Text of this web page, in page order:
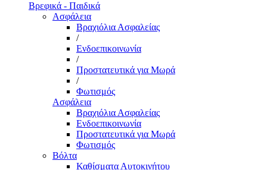
Βρεφικά - Παιδικά
Ασφάλεια
Βραχιόλια Ασφαλείας
/
Ενδοεπικοινωνία
/
Προστατευτικά για Μωρά
/
Φωτισμός
Ασφάλεια
Βραχιόλια Ασφαλείας
Ενδοεπικοινωνία
Προστατευτικά για Μωρά
Φωτισμός
Βόλτα
Καθίσματα Αυτοκινήτου